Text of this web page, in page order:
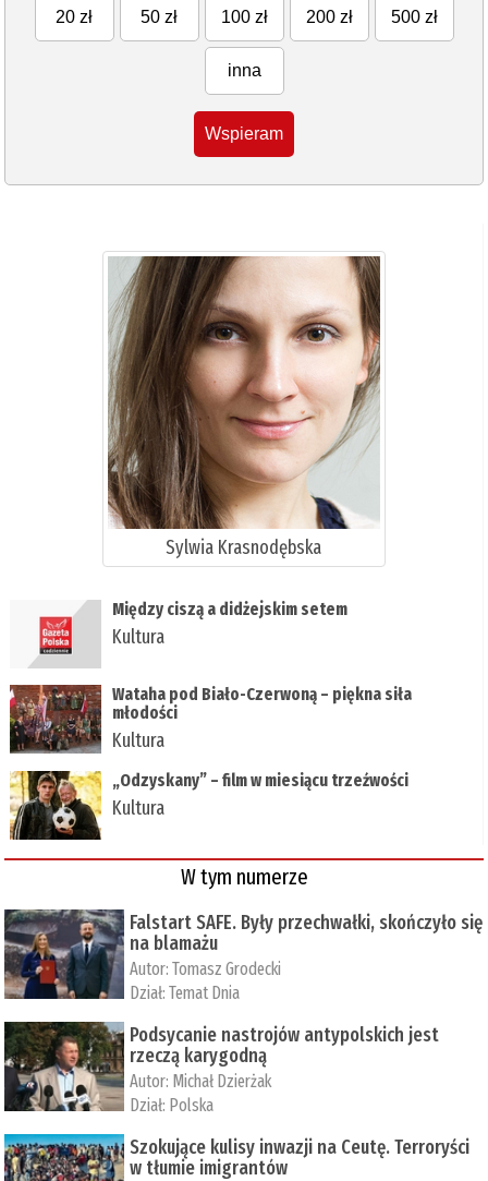
20 zł 50 zł 100 zł 200 zł 500 zł
inna
Wspieram
Sylwia Krasnodębska
Między ciszą a didżejskim setem
Kultura
Wataha pod Biało-Czerwoną – piękna siła
młodości
Kultura
„Odzyskany” – film w miesiącu trzeźwości
Kultura
W tym numerze
Falstart SAFE. Były przechwałki, skończyło się
na blamażu
Autor:Tomasz Grodecki
Dział:Temat Dnia
Podsycanie nastrojów antypolskich jest
rzeczą karygodną
Autor: Michał Dzierżak
Dział: Polska
Szokujące kulisy inwazji na Ceutę. Terroryści
w tłumie imigrantów